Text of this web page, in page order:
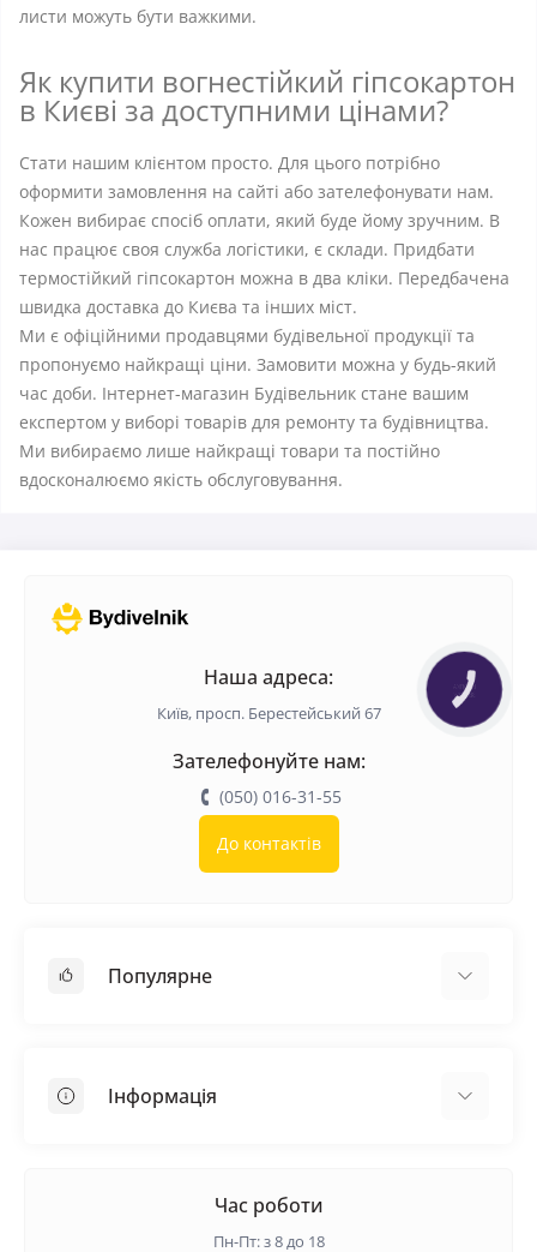
листи можуть бути важкими.
Як купити вогнестійкий гіпсокартон
в Києві за доступними цінами?
Стати нашим клієнтом просто. Для цього потрібно
оформити замовлення на сайті або зателефонувати нам.
Кожен вибирає спосіб оплати, який буде йому зручним. В
нас працює своя служба логістики, є склади. Придбати
термостійкий гіпсокартон можна в два кліки. Передбачена
швидка доставка до Києва та інших міст.
Ми є офіційними продавцями будівельної продукції та
пропонуємо найкращі ціни. Замовити можна у будь-який
час доби. Інтернет-магазин Будівельник стане вашим
експертом у виборі товарів для ремонту та будівництва.
Ми вибираємо лише найкращі товари та постійно
вдосконалюємо якість обслуговування.
Наша адреса:
Київ, просп. Берестейський 67
Зателефонуйте нам:
(050) 016-31-55
До контактів
Популярне
Самовирівнююча суміш
Інформація
Час роботи
Пн-Пт: з 8 до 18
КНОПКА
ЗВ'ЯЗКУ